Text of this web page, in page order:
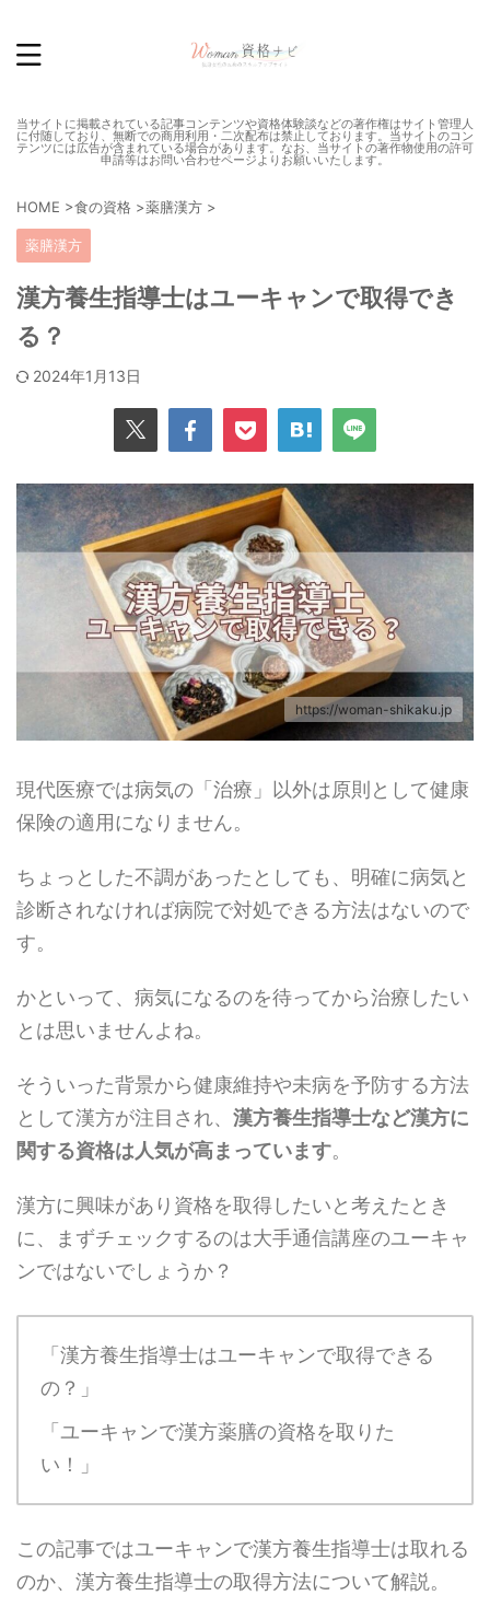
当サイトに掲載されている記事コンテンツや資格体験談などの著作権はサイト管理人
に付随しており、無断での商用利用・二次配布は禁止しております。当サイトのコン
テンツには広告が含まれている場合があります。なお、当サイトの著作物使用の許可
申請等はお問い合わせページよりお願いいたします。
HOME >食の資格 >薬膳漢方 >
薬膳漢方
漢方養生指導士はユーキャンで取得でき
る？
2024年1月13日
https://woman-shikaku.jp
現代医療では病気の「治療」以外は原則として健康
保険の適用になりません。
ちょっとした不調があったとしても、明確に病気と
診断されなければ病院で対処できる方法はないので
す。
かといって、病気になるのを待ってから治療したい
とは思いませんよね。
そういった背景から健康維持や未病を予防する方法
として漢方が注目され、 漢方養生指導士など漢方に
関する資格は人気が高まっています。
漢方に興味があり資格を取得したいと考えたとき
に、まずチェックするのは大手通信講座のユーキャ
ンではないでしょうか？
「漢方養生指導士はユーキャンで取得できる
の？」
「ユーキャンで漢方薬膳の資格を取りた
い！」
この記事ではユーキャンで漢方養生指導士は取れる
のか、漢方養生指導士の取得方法について解説。